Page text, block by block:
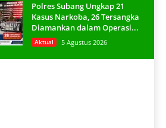
Polres Subang Ungkap 21
Kasus Narkoba, 26 Tersangka
Diamankan dalam Operasi...
Aktual 5 Agustus 2026